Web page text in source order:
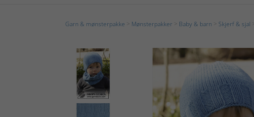
Garn & mønsterpakke Mønsterpakker Baby & barn Skjerf & sjal